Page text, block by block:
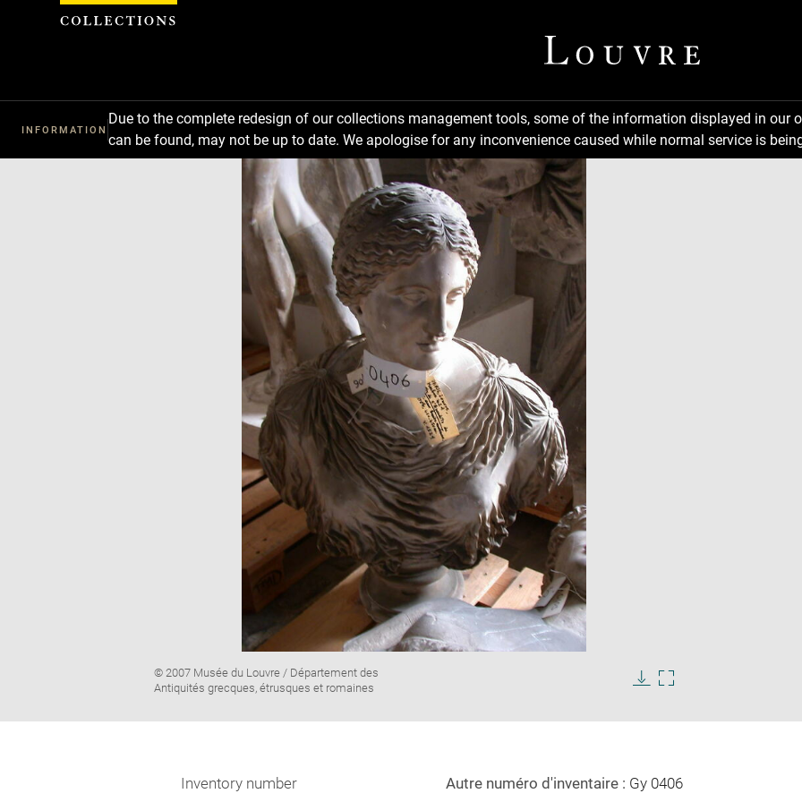
INFORMATION
Due to the complete redesign of our collections management tools, some of the information displayed in
can be found, may not be up to date. We apologise for any inconvenience caused while normal service is
Image
caption:
© 2007 Musée du Louvre / Département des
Antiquités grecques, étrusques et romaines
Inventory number Autre numéro d'inventaire : Gy 0406
Cookies management panel